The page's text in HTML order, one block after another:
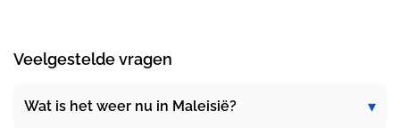
Veelgestelde vragen
Wat is het weer nu in Maleisië?